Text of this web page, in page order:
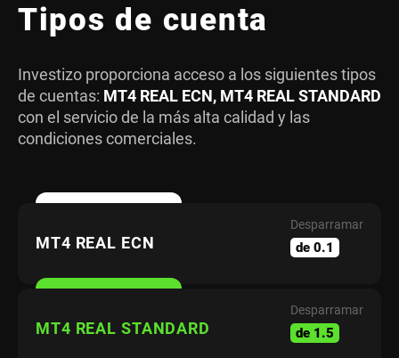
Tipos de cuenta
Investizo proporciona acceso a los siguientes tipos
de cuentas: MT4 REAL ECN, MT4 REAL STANDARD
con el servicio de la más alta calidad y las
condiciones comerciales.
MT4 REAL ECN
Desparramar
de 0.1
MT4 REAL STANDARD
Desparramar
de 1.5